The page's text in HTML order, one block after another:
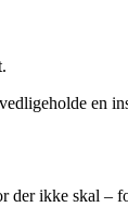
en
ikke skal –